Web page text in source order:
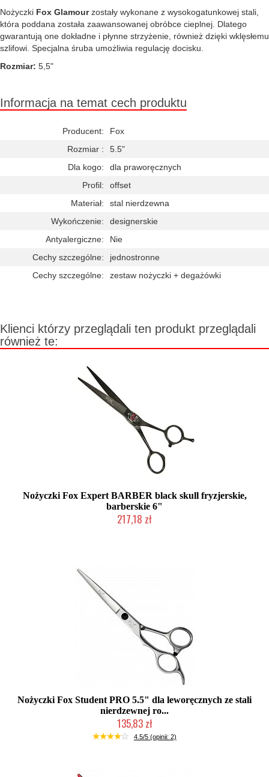
Nożyczki Fox Glamourzostały wykonane z wysokogatunkowej stali,
która poddana została zaawansowanej obróbce cieplnej. Dlatego
gwarantują one dokładne i płynne strzyżenie, również dzięki wklęsłemu
szlifowi. Specjalna śruba umożliwia regulację docisku.
Rozmiar: 5,5"
Informacja na temat cech produktu
Producent:
Fox
Rozmiar :
5.5"
Dla kogo:
dla praworęcznych
Profil:
offset
Materiał:
stal nierdzewna
Wykończenie:
designerskie
Antyalergiczne:
Nie
Cechy szczególne:
jednostronne
Cechy szczególne:
zestaw nożyczki + degażówki
Klienci którzy przeglądali ten produkt przeglądali
również te:
Nożyczki Fox Expert BARBER black skull fryzjerskie,
barberskie 6"
217,18 zł
Nożyczki Fox Student PRO 5.5" dla leworęcznych ze stali
nierdzewnej ro...
135,83 zł
Duża ilość (wysyłka w 24h)
4.5/5 (opinii: 2)